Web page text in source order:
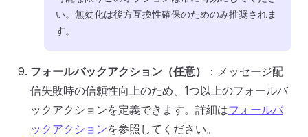
い。無効化は後方互換性確保のためのみ推奨されま
す。
フォールバックアクション（任意）
：メッセージ配
信失敗時の信頼性向上のため、1つ以上のフォールバ
ックアクションを定義できます。詳細はフォールバ
ックアクションを参照してください。